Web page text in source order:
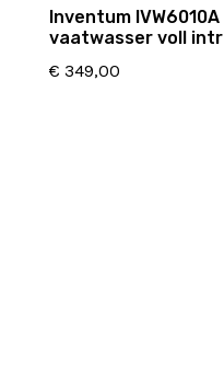
Inventum IVW6010A
vaatwasser voll intr
€ 349,00